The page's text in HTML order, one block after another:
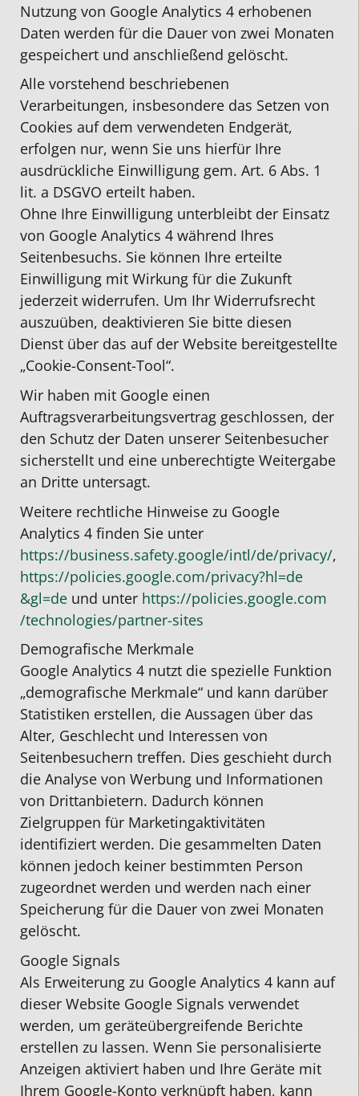
Nutzung von Google Analytics 4 erhobenen
Daten werden für die Dauer von zwei Monaten
gespeichert und anschließend gelöscht.
Alle vorstehend beschriebenen
Verarbeitungen, insbesondere das Setzen von
Cookies auf dem verwendeten Endgerät,
erfolgen nur, wenn Sie uns hierfür Ihre
ausdrückliche Einwilligung gem. Art. 6 Abs. 1
lit. a DSGVO erteilt haben.
Ohne Ihre Einwilligung unterbleibt der Einsatz
von Google Analytics 4 während Ihres
Seitenbesuchs. Sie können Ihre erteilte
Einwilligung mit Wirkung für die Zukunft
jederzeit widerrufen. Um Ihr Widerrufsrecht
auszuüben, deaktivieren Sie bitte diesen
Dienst über das auf der Website bereitgestellte
„Cookie-Consent-Tool“.
Wir haben mit Google einen
Auftragsverarbeitungsvertrag geschlossen, der
den Schutz der Daten unserer Seitenbesucher
sicherstellt und eine unberechtigte Weitergabe
an Dritte untersagt.
Weitere rechtliche Hinweise zu Google
Analytics 4 finden Sie unter
https://business.safety.google/intl/de/privacy/,
https://policies.google.com/privacy?hl=de
&gl=de und unter https://policies.google.com
/technologies/partner-sites
Demografische Merkmale
Google Analytics 4 nutzt die spezielle Funktion
„demografische Merkmale“ und kann darüber
Statistiken erstellen, die Aussagen über das
Alter, Geschlecht und Interessen von
Seitenbesuchern treffen. Dies geschieht durch
die Analyse von Werbung und Informationen
von Drittanbietern. Dadurch können
Zielgruppen für Marketingaktivitäten
identifiziert werden. Die gesammelten Daten
können jedoch keiner bestimmten Person
zugeordnet werden und werden nach einer
Speicherung für die Dauer von zwei Monaten
gelöscht.
Google Signals
Als Erweiterung zu Google Analytics 4 kann auf
dieser Website Google Signals verwendet
werden, um geräteübergreifende Berichte
erstellen zu lassen. Wenn Sie personalisierte
Anzeigen aktiviert haben und Ihre Geräte mit
Ihrem Google-Konto verknüpft haben, kann